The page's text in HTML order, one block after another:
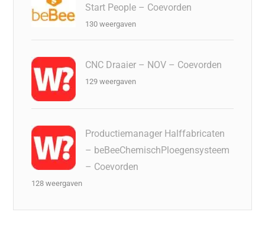
Start People – Coevorden
130 weergaven
CNC Draaier – NOV – Coevorden
129 weergaven
Productiemanager Halffabricaten
– beBeeChemischPloegensysteem
– Coevorden
128 weergaven